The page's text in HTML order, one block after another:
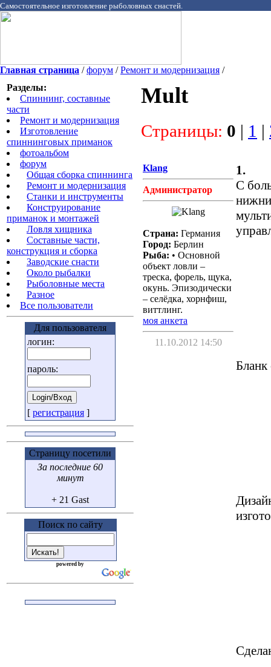
Самостоятельное изготовление рыболовных снастей.
Главная страница /форум /Ремонт и модернизация /
Разделы:
Спиннинг, составные
части
Ремонт и модернизация
Изготовление
спиннинговых приманок
фотоальбом
форум
Общая сборка спиннинга
Ремонт и модернизация
Станки и инструменты
Конструирование
приманок и монтажей
Ловля хищника
Cоставные части,
конструкция и сборка
Заводские снасти
Около рыбалки
Рыболовные места
Разное
Все пользователи
Для пользователя
логин:
пароль:
[ регистрация ]
Страницу посетили
За последние 60
минут
+ 21 Gast
Поиск по сайту
powered by
Mult
Страницы: 0 | 1 |
Klang
Администратор
Страна: Германия
Город: Берлин
Рыба: • Основной
объект ловли –
треска, форель, щука,
окунь. Эпизодически
– селёдка, хорнфиш,
виттлинг.
моя анкета
11.10.2012 14:50
1.
С